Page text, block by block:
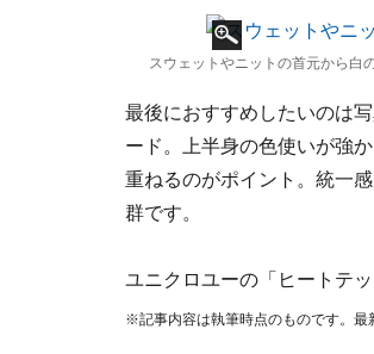
スウェットやニットの首元から白
最後におすすめしたいのは
ード。上半身の色使いが強
重ねるのがポイント。統一
群です。
ユニクロユーの「ヒートテ
※記事内容は執筆時点のものです。最